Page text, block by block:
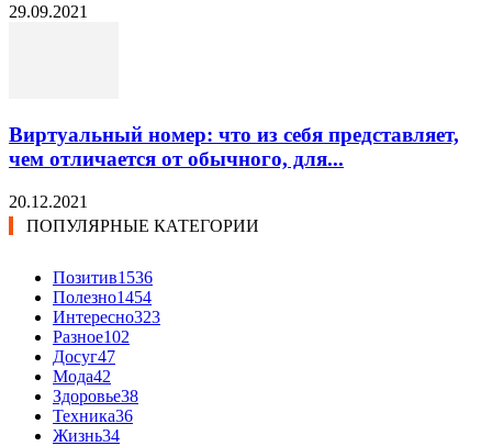
29.09.2021
Виртуальный номер: что из себя представляет,
чем отличается от обычного, для...
20.12.2021
ПОПУЛЯРНЫЕ КАТЕГОРИИ
Позитив1536
Полезно1454
Интересно323
Разное102
Досуг47
Мода42
Здоровье38
Техника36
Жизнь34